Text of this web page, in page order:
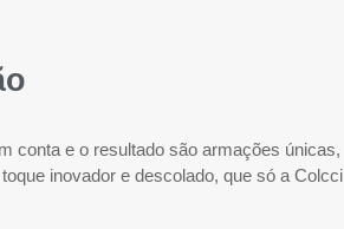
conta e o resultado são armações únicas,
inovador e descolado, que só a Colcci